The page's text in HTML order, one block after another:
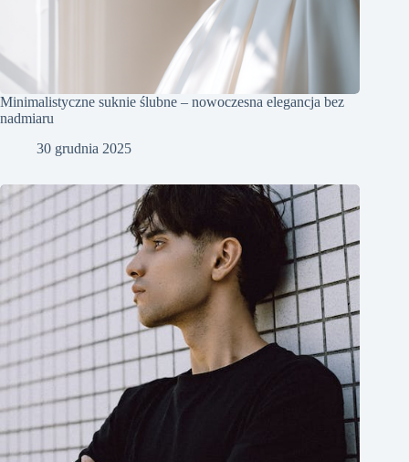
Minimalistyczne suknie ślubne – nowoczesna elegancja bez
nadmiaru
30 grudnia 2025